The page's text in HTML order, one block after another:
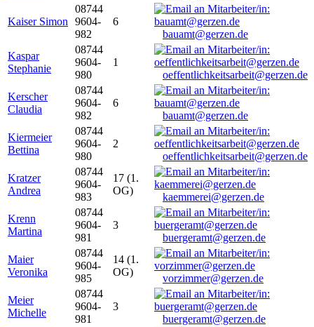
Kaiser Simon
08744
9604-
982
6
bauamt@gerzen.de
Kaspar
Stephanie
08744
9604-
980
1
oeffentlichkeitsarbeit@gerzen.de
Kerscher
Claudia
08744
9604-
982
6
bauamt@gerzen.de
Kiermeier
Bettina
08744
9604-
980
2
oeffentlichkeitsarbeit@gerzen.de
Kratzer
Andrea
08744
9604-
983
17 (1.
OG)
kaemmerei@gerzen.de
Krenn
Martina
08744
9604-
981
3
buergeramt@gerzen.de
Maier
Veronika
08744
9604-
985
14 (1.
OG)
vorzimmer@gerzen.de
Meier
Michelle
08744
9604-
981
3
buergeramt@gerzen.de